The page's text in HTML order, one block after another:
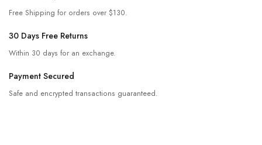
Free Shipping for orders over $130.
30 Days Free Returns
Within 30 days for an exchange.
Payment Secured
Safe and encrypted transactions guaranteed.